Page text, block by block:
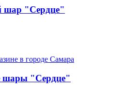
шар "Сердце"
шары "Сердце"